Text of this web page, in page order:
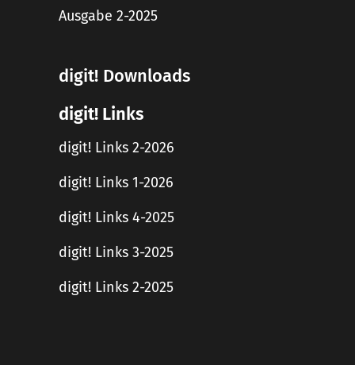
Ausgabe 2-2025
digit! Downloads
digit! Links
digit! Links 2-2026
digit! Links 1-2026
digit! Links 4-2025
digit! Links 3-2025
digit! Links 2-2025